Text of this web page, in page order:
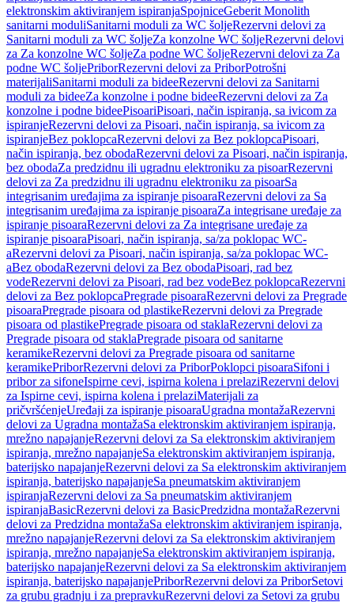
elektronskim aktiviranjem ispiranjaSpojniceGeberit Monolith
sanitarni moduliSanitarni moduli za WC šoljeRezervni delovi za
Sanitarni moduli za WC šoljeZa konzolne WC šoljeRezervni delovi
za Za konzolne WC šoljeZa podne WC šoljeRezervni delovi za Za
podne WC šoljePriborRezervni delovi za PriborPotrošni
materijaliSanitarni moduli za bideeRezervni delovi za Sanitarni
moduli za bideeZa konzolne i podne bideeRezervni delovi za Za
konzolne i podne bideePisoariPisoari, način ispiranja, sa ivicom za
ispiranjeRezervni delovi za Pisoari, način ispiranja, sa ivicom za
ispiranjeBez poklopcaRezervni delovi za Bez poklopcaPisoari,
način ispiranja, bez obodaRezervni delovi za Pisoari, način ispiranja,
bez obodaZa predzidnu ili ugradnu elektroniku za pisoarRezervni
delovi za Za predzidnu ili ugradnu elektroniku za pisoarSa
integrisanim uređajima za ispiranje pisoaraRezervni delovi za Sa
integrisanim uređajima za ispiranje pisoaraZa integrisane uređaje za
ispiranje pisoaraRezervni delovi za Za integrisane uređaje za
ispiranje pisoaraPisoari, način ispiranja, sa/za poklopac WC-
aRezervni delovi za Pisoari, način ispiranja, sa/za poklopac WC-
aBez obodaRezervni delovi za Bez obodaPisoari, rad bez
vodeRezervni delovi za Pisoari, rad bez vodeBez poklopcaRezervni
delovi za Bez poklopcaPregrade pisoaraRezervni delovi za Pregrade
pisoaraPregrade pisoara od plastikeRezervni delovi za Pregrade
pisoara od plastikePregrade pisoara od staklaRezervni delovi za
Pregrade pisoara od staklaPregrade pisoara od sanitarne
keramikeRezervni delovi za Pregrade pisoara od sanitarne
keramikePriborRezervni delovi za PriborPoklopci pisoaraSifoni i
pribor za sifoneIspirne cevi, ispirna kolena i prelaziRezervni delovi
za Ispirne cevi, ispirna kolena i prelaziMaterijali za
pričvršćenjeUređaji za ispiranje pisoaraUgradna montažaRezervni
delovi za Ugradna montažaSa elektronskim aktiviranjem ispiranja,
mrežno napajanjeRezervni delovi za Sa elektronskim aktiviranjem
ispiranja, mrežno napajanjeSa elektronskim aktiviranjem ispiranja,
baterijsko napajanjeRezervni delovi za Sa elektronskim aktiviranjem
ispiranja, baterijsko napajanjeSa pneumatskim aktiviranjem
ispiranjaRezervni delovi za Sa pneumatskim aktiviranjem
ispiranjaBasicRezervni delovi za BasicPredzidna montažaRezervni
delovi za Predzidna montažaSa elektronskim aktiviranjem ispiranja,
mrežno napajanjeRezervni delovi za Sa elektronskim aktiviranjem
ispiranja, mrežno napajanjeSa elektronskim aktiviranjem ispiranja,
baterijsko napajanjeRezervni delovi za Sa elektronskim aktiviranjem
ispiranja, baterijsko napajanjePriborRezervni delovi za PriborSetovi
za grubu gradnju i za prepravkuRezervni delovi za Setovi za grubu